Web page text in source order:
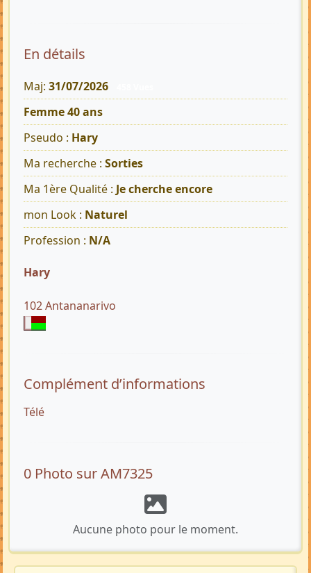
En détails
Maj: 31/07/2026
Femme 40 ans
Pseudo : Hary
Ma recherche : Sorties
Ma 1ère Qualité : Je cherche encore
mon Look : Naturel
Profession : N/A
Hary
102 Antananarivo
Complément d’informations
Télé
0 Photo sur AM7325
Aucune photo pour le moment.